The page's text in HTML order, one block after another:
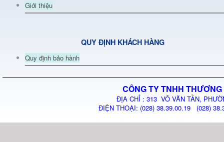
Giới thiệu
QUY ĐỊNH KHÁCH HÀNG
Quy định bảo hành
CÔNG TY TNHH
ĐỊA CHỈ : 313 VÕ VĂN TẦN,
ĐIỆN THOẠI: (028) 38.39.00.19 (028)